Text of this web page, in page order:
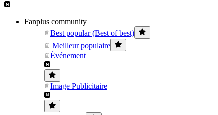
Fanplus community
Best popular (Best of best)
Meilleur populaire
Événement
Image Publicitaire